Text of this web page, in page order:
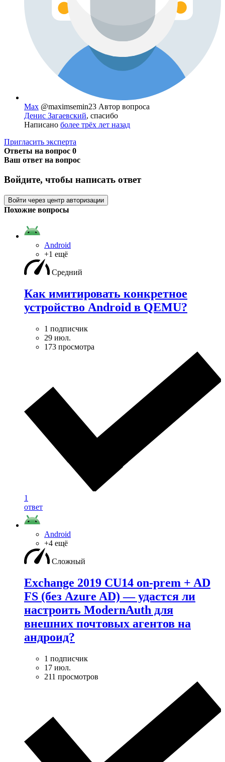
Max @maximsemin23 Автор вопроса
Денис Загаевский, спасибо
Написано более трёх лет назад
Пригласить эксперта
Ответы на вопрос 0
Ваш ответ на вопрос
Войдите, чтобы написать ответ
Войти через центр авторизации
Похожие вопросы
Android
+1 ещё
Средний
Как имитировать конкретное
устройство Android в QEMU?
1 подписчик
29 июл.
173 просмотра
1
ответ
Android
+4 ещё
Сложный
Exchange 2019 CU14 on-prem + AD
FS (без Azure AD) — удаcтся ли
настроить ModernAuth для
внешних почтовых агентов на
андроид?
1 подписчик
17 июл.
211 просмотров